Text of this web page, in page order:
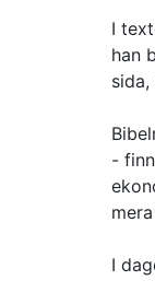
I
han
-
I